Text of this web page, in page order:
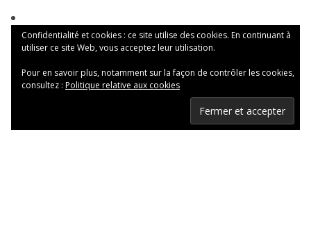
Confidentialité et cookies : ce site utilise des cookies. En continuant à
utiliser ce site Web, vous acceptez leur utilisation.
Pour en savoir plus, notamment sur la façon de contrôler les cookies,
consultez : Politique relative aux cookies